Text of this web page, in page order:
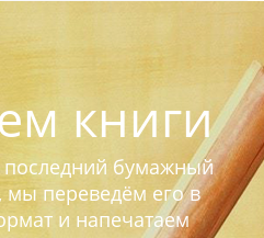
книги
последний бумажный
мы переведём его в
и напечатаем